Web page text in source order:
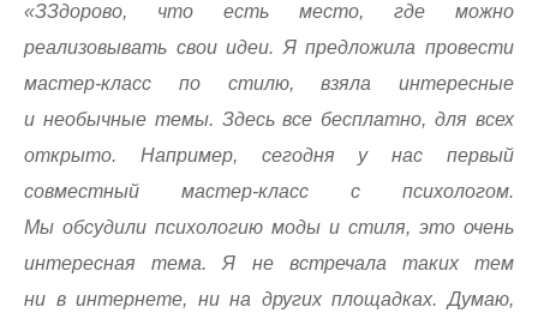
«ЗЗдорово, что есть место, где можно
реализовывать свои идеи. Я предложила провести
мастер-класс по стилю, взяла интересные
и необычные темы. Здесь все бесплатно, для всех
открыто. Например, сегодня у нас первый
совместный мастер-класс с психологом.
Мы обсудили психологию моды и стиля, это очень
интересная тема. Я не встречала таких тем
ни в интернете, ни на других площадках. Думаю,